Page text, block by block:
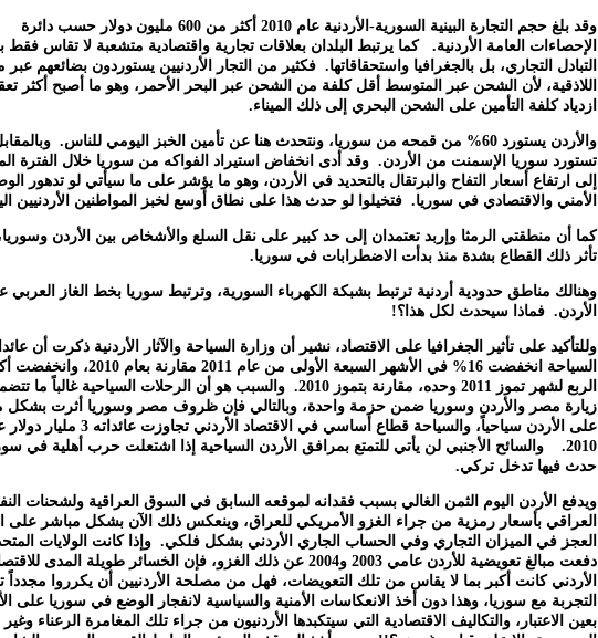
وقد بلغ حجم التجارة البينية السورية-الأردنية عام 2010 أكثر من 600 مليون دولار حسب دائرة
الإحصاءات العامة الأردنية. كما يرتبط البلدان بعلاقات تجارية واقتصادية متشعبة لا تقاس فقط
التبادل التجاري، بل بالجغرافيا واستحقاقاتها. فكثير من التجار الأردنيين يستوردون بضائعهم عبر
اللاذقية، لأن الشحن عبر المتوسط أقل كلفة من الشحن عبر البحر الأحمر، وهو ما أصبح أكثر
ازدياد كلفة التأمين على الشحن البحري إلى ذلك الميناء.
والأردن يستورد 60% من قمحه من سوريا، ونتحدث هنا عن تأمين الخبز اليومي للناس.
تستورد سوريا الإسمنت من الأردن. وقد أدى انخفاض استيراد الفواكه من سوريا خلال الفترة
إلى ارتفاع أسعار التفاح والبرتقال بالتحديد في الأردن، وهو ما يؤشر على ما سيأتي لو تدهور
الأمني والاقتصادي في سوريا. فتخيلوا لو حدث هذا على نطاق أوسع لخبز المواطنين الأردنيين
كما أن منطقتي الرمثا وإربد تعتمدان إلى حد كبير على نقل السلع والأشخاص بين الأردن
تأثر ذلك القطاع بشدة منذ بدأت الاضطرابات في سوريا.
وهنالك مناطق حدودية أردنية ترتبط بشبكة الكهرباء السورية، وترتبط سوريا بخط الغاز العربي
الأردن. فماذا سيحدث لكل هذا؟!
وللتأكيد على تأثير الجغرافيا على الاقتصاد، نشير أن وزارة السياحة والآثار الأردنية ذكرت أن
السياحة انخفضت 16% في الأشهر السبعة الأولى من عام 2011
الربع لشهر تموز 2011 وحده، مقارنة بتموز 2010. والسبب هو أن الرحلات السياحية غالباً ما
زيارة مصر والأردن وسوريا ضمن حزمة واحدة، وبالتالي فإن ظروف مصر وسوريا أثرت بشكل
على الأردن سياحياً، والسياحة قطاع أساسي في الاقتصاد الأردني تجاوزت
2010. والسائح الأجنبي لن يأتي للتمتع بمرافق الأردن السياحية إذا اشتعلت حرب أهلية في
حدث فيها تدخل تركي.
ويدفع الأردن اليوم الثمن الغالي بسبب فقدانه لموقعه السابق في السوق العراقية ولشحنات
العراقي بأسعار رمزية من جراء الغزو الأمريكي للعراق، وينعكس ذلك الآن بشكل مباشر على
العجز في الميزان التجاري وفي الحساب الجاري الأردني بشكل فلكي. وإذا كانت الولايات
دفعت مبالغ تعويضية للأردن عامي 2003 و2004 عن ذلك الغزو، فإن الخسائر طويلة المدى
الأردني كانت أكبر بما لا يقاس من تلك التعويضات، فهل من مصلحة الأردنيين أن يكرروا مجدداً
التجربة مع سوريا، وهذا دون أخذ الانعكاسات الأمنية والسياسية لانفجار الوضع في سوريا على
بعين الاعتبار، والتكاليف الاقتصادية التي سيتكبدها الأردنيون من جراء تلك المغامرة الرعناء وغير